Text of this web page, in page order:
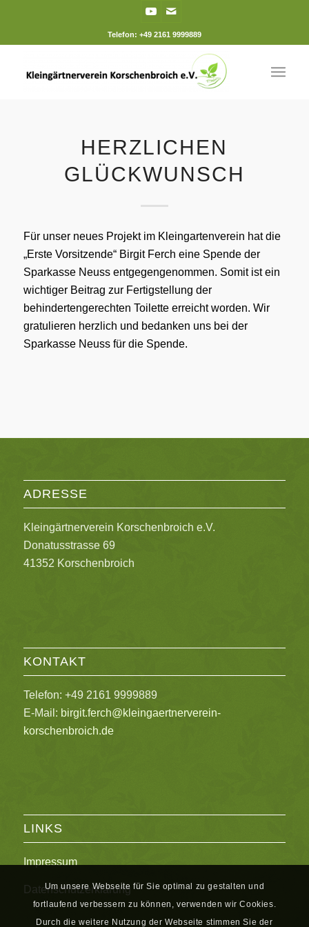
Telefon: +49 2161 9999889
HERZLICHEN
GLÜCKWUNSCH
Für unser neues Projekt im Kleingartenverein hat die
„Erste Vorsitzende“ Birgit Ferch eine Spende der
Sparkasse Neuss entgegengenommen. Somit ist ein
wichtiger Beitrag zur Fertigstellung der
behindertengerechten Toilette erreicht worden. Wir
gratulieren herzlich und bedanken uns bei der
Sparkasse Neuss für die Spende.
ADRESSE
Kleingärtnerverein Korschenbroich e.V.
Donatusstrasse 69
41352 Korschenbroich
KONTAKT
Telefon: +49 2161 9999889
E-Mail: birgit.ferch@kleingaertnerverein-
korschenbroich.de
LINKS
Impressum
Datenschutzerklärung
Um unsere Webseite für Sie optimal zu gestalten und
fortlaufend verbessern zu können, verwenden wir Cookies.
Durch die weitere Nutzung der Webseite stimmen Sie der